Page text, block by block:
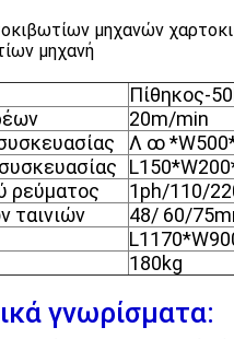
μηχανών
μηχανή
Πίθηκος-
20m/min
Λ ꝏ
ρεύματος
1ph/110/
ταινιών
48/ 60/
180kg
γνωρίσματα: